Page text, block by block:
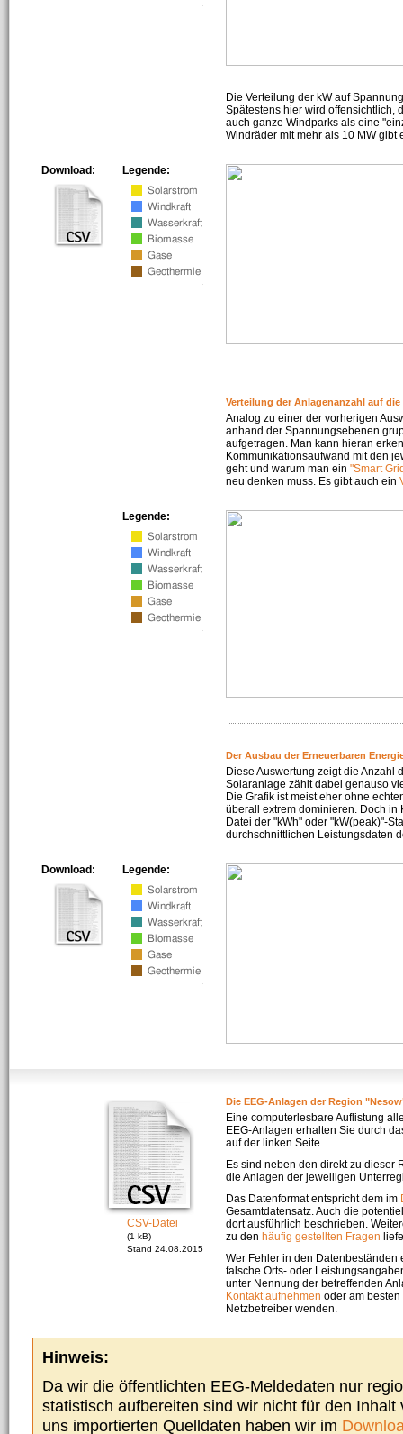
Die Verteilung der kW auf
Spätestens hier wird offensichtlich,
auch ganze Windparks als eine
Windräder mit mehr als 10 MW gibt
Legende:
Download:
Verteilung der Anlagenanzahl auf die
Analog zu einer der vorherigen
anhand der Spannungsebenen
aufgetragen. Man kann hieran
Kommunikationsaufwand mit den
geht und warum man ein "Smart
neu denken muss. Es gibt auch ein
Legende:
Der Ausbau der Erneuerbaren
Diese Auswertung zeigt die Anzahl
Solaranlage zählt dabei genauso
Die Grafik ist meist eher ohne
überall extrem dominieren. Doch in
Datei der "kWh" oder "kW(peak)"-
durchschnittlichen Leistungsdaten
Legende:
Download:
CSV-Datei
(1 kB)
Stand 24.08.2015
Die EEG-Anlagen der Region
Eine computerlesbare Auflistung
EEG-Anlagen erhalten Sie durch
auf der linken Seite.
Es sind neben den direkt zu dieser
die Anlagen der jeweiligen
Das Datenformat entspricht dem im
Gesamtdatensatz. Auch die
dort ausführlich beschrieben.
zu den häufig gestellten Fragen
Wer Fehler in den Datenbeständen
falsche Orts- oder
unter Nennung der betreffenden
Kontakt aufnehmen oder am
Netzbetreiber wenden.
Hinweis:
Da wir die öffentlichten EEG-Meldedaten nur
statistisch aufbereiten sind wir nicht für den Inhalt
uns importierten Quelldaten haben wir im